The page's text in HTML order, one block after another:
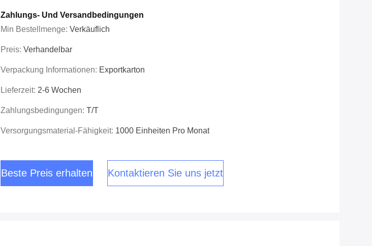
Zahlungs- Und Versandbedingungen
Min Bestellmenge: Verkäuflich
Preis: Verhandelbar
Verpackung Informationen: Exportkarton
Lieferzeit: 2-6 Wochen
Zahlungsbedingungen: T/T
Versorgungsmaterial-Fähigkeit: 1000 Einheiten Pro Monat
Beste Preis erhalten Kontaktieren Sie uns jetzt